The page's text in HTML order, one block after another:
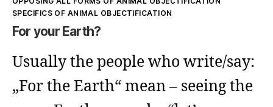
SPECIFICS OF ANIMAL OBJECTIFICATION
For your Earth?
Usually the people who write/say:
„For the Earth“ mean – seeing the